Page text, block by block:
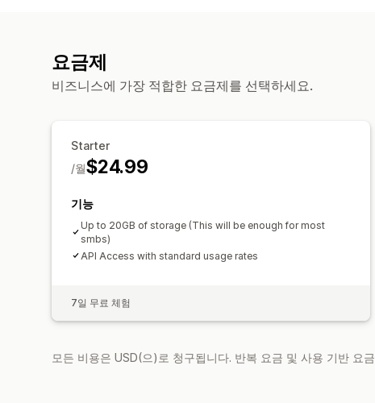
요금제
비즈니스에 가장 적합한 요금제를 선택하세요.
Starter
$24.99
/월
기능
Up to 20GB of storage (This will be enough for most
smbs)
API Access with standard usage rates
7일 무료 체험
모든 비용은 USD(으)로 청구됩니다. 반복 요금 및 사용 기반 요